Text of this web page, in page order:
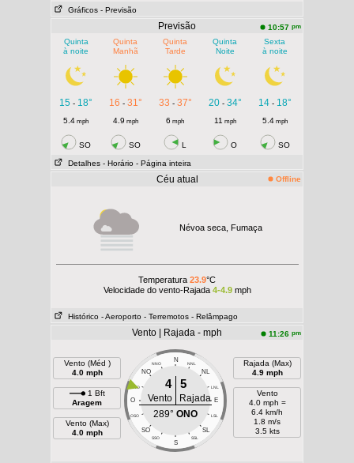
Gráficos - Previsão
Previsão 10:57 pm
Quinta
à noite
Quinta
Manhã
Quinta
Tarde
Quinta
Noite
Sexta
à noite
15 - 18° 16 - 31° 33 - 37° 20- 34° 14- 18°
5.4 mph 4.9 mph 6 mph 11 mph 5.4mph
SO SO L O SO
Detalhes - Horário - Página inteira
Céu atual Offline
Névoa seca, Fumaça
Temperatura 23.9°C
Velocidade do vento-Rajada 4-4.9mph
Histórico - Aeroporto - Terremotos - Relâmpago
Vento | Rajada - mph 11:26 pm
Vento (Méd )
4.0 mph
1 Bft
Aragem
Vento (Max)
4.0 mph
N
NNO NNL
NO NL
ONO LNL
O E
OSO LSL
SO SL
SSO SSL
S
4 5
Vento
Rajada
289° ONO
Rajada (Max)
4.9 mph
Vento
4.0 mph =
6.4 km/h
1.8 m/s
3.5 kts